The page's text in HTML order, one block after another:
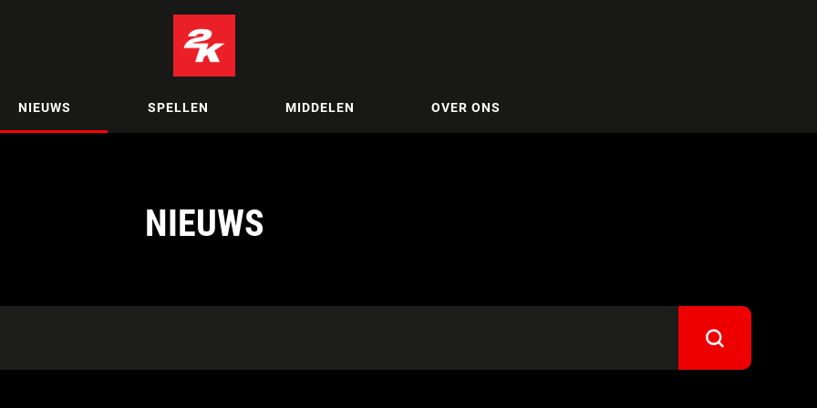
NIEUWS SPELLEN MIDDELEN OVER ONS
NIEUWS